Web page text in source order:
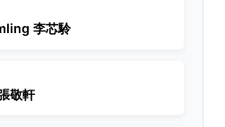
李芯駖
敬軒